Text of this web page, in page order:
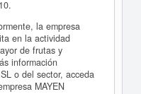
la empresa
en la actividad
de frutas y
información
o del sector, acceda
MAYEN